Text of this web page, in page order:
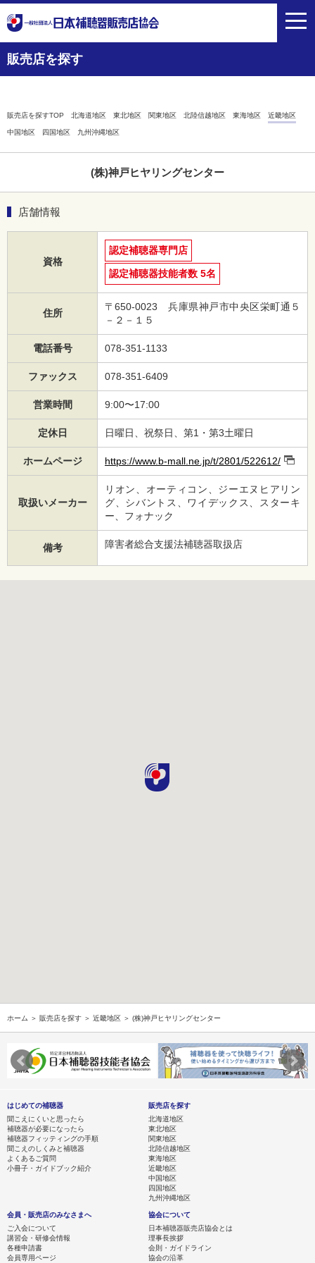
toggle
販売店を探す
販売店を探すTOP 北海道地区 東北地区 関東地区 北陸信越地区 東海地区 近畿地区
中国地区 四国地区 九州沖縄地区
(株)神戸ヒヤリングセンター
店舗情報
資格
認定補聴器専門店
認定補聴器技能者数 5名
住所
〒650-0023 兵庫県神戸市中央区栄町通５
－２－１５
電話番号 078-351-1133
ファックス 078-351-6409
営業時間 9:00〜17:00
定休日 日曜日、祝祭日、第1・第3土曜日
ホームページ https://www.b-mall.ne.jp/t/2801/522612/
取扱いメーカー
リオン、オーティコン、ジーエヌヒアリン
グ、シバントス、ワイデックス、スターキ
ー、フォナック
備考 障害者総合支援法補聴器取扱店
ホーム ＞ 販売店を探す ＞ 近畿地区 ＞ (株)神戸ヒヤリングセンター
はじめての補聴器
聞こえにくいと思ったら
補聴器が必要になったら
補聴器フィッティングの手順
聞こえのしくみと補聴器
よくあるご質問
小冊子・ガイドブック紹介
販売店を探す
北海道地区
東北地区
関東地区
北陸信越地区
東海地区
近畿地区
中国地区
四国地区
九州沖縄地区
会員・販売店のみなさまへ
ご入会について
講習会・研修会情報
各種申請書
会員専用ページ
協会について
日本補聴器販売店協会とは
理事長挨拶
会則・ガイドライン
協会の沿革